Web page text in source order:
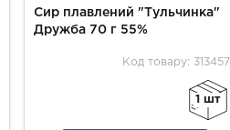
Сир плавлений "Тульчинка"
Дружба 70 г 55%
Код товару: 313457
1 шт